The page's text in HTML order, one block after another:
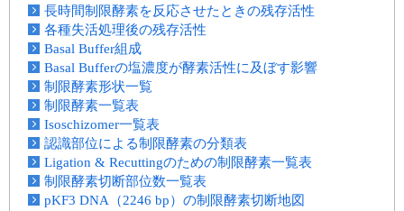
長時間制限酵素を反応させたときの残存活性
各種失活処理後の残存活性
Basal Buffer組成
Basal Bufferの塩濃度が酵素活性に及ぼす影響
制限酵素形状一覧
制限酵素一覧表
Isoschizomer一覧表
認識部位による制限酵素の分類表
Ligation & Recuttingのための制限酵素一覧表
制限酵素切断部位数一覧表
pKF3 DNA（2246 bp）の制限酵素切断地図